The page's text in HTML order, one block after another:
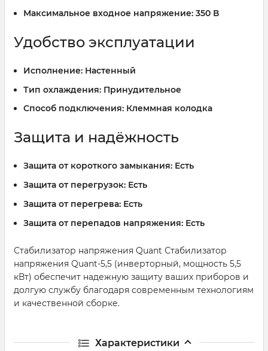
Максимальное входное напряжение: 350 В
Удобство эксплуатации
Исполнение: Настенный
Тип охлаждения: Принудительное
Способ подключения: Клеммная колодка
Защита и надёжность
Защита от короткого замыкания: Есть
Защита от перегрузок: Есть
Защита от перегрева: Есть
Защита от перепадов напряжения: Есть
Стабилизатор напряжения Quant Стабилизатор
напряжения Quant-5,5 (инверторный, мощность 5,5
кВт) обеспечит надежную защиту ваших приборов и
долгую службу благодаря современным технологиям
и качественной сборке.
Характеристики